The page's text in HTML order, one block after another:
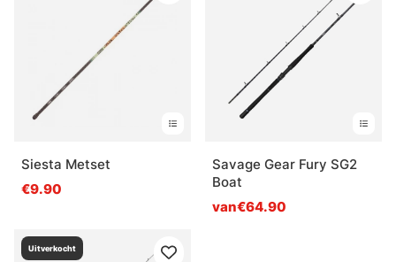
Siesta Metset
€9.90
Savage Gear Fury SG2
Boat
van€64.90
Uitverkocht